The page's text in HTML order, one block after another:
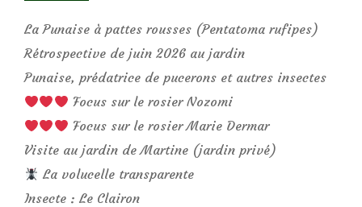
La Punaise à pattes rousses (Pentatoma rufipes)
Rétrospective de juin 2026 au jardin
Punaise, prédatrice de pucerons et autres insectes
Focus sur le rosier Nozomi
Focus sur le rosier Marie Dermar
Visite au jardin de Martine (jardin privé)
La volucelle transparente
Insecte : Le Clairon